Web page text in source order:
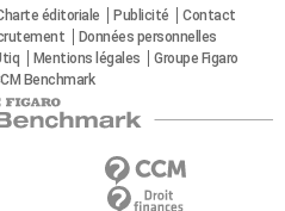
éditoriale Publicité
Contact
Données personnelles
Mentions légales
Groupe Figaro
Benchmark